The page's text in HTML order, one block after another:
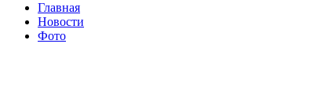
Главная
Новости
Фото